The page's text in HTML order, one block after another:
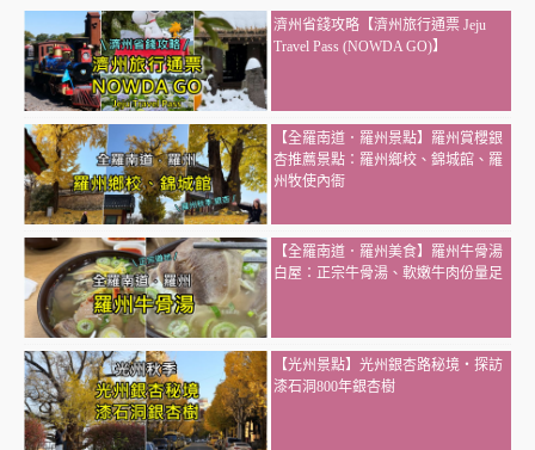
濟州省錢攻略【濟州旅行通票 Jeju
Travel Pass (NOWDA GO)】
【全羅南道．羅州景點】羅州賞櫻銀
杏推薦景點：羅州鄉校、錦城館、羅
州牧使內衙
【全羅南道．羅州美食】羅州牛骨湯
白屋：正宗牛骨湯、軟嫩牛肉份量足
【光州景點】光州銀杏路秘境・探訪
漆石洞800年銀杏樹